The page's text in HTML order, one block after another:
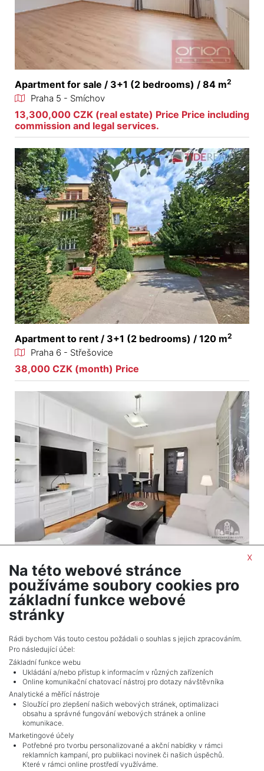
Apartment for sale / 3+1 (2 bedrooms) / 84 m2
Praha 5 - Smíchov
13,300,000 CZK (real estate) Price Price including
commission and legal services.
Apartment to rent / 3+1 (2 bedrooms) / 120 m2
Praha 6 - Střešovice
38,000 CZK (month) Price
Apartment for sale / 3+1 (2 bedrooms) / 65 m
Praha 3 - Žižkov
12,000,000 CZK (real estate) Price with
commision, price incl commission
Adverts total10.
NAVIGACE
x
Na této webové stránce
používáme soubory cookies pro
základní funkce webové
stránky
Rádi bychom Vás touto cestou požádali o souhlas s jejich zpracováním.
Pro následující účel:
Základní funkce webu
Ukládání a/nebo přístup k informacím v různých zařízeních
Online komunikační chatovací nástroj pro dotazy návštěvníka
Analytické a měřící nástroje
Sloužící pro zlepšení našich webových stránek, optimalizaci
obsahu a správné fungování webových stránek a online
komunikace.
Marketingové účely
Potřebné pro tvorbu personalizované a akční nabídky v rámci
reklamních kampaní, pro publikaci novinek či našich úspěchů.
Které v rámci online prostředí využíváme.